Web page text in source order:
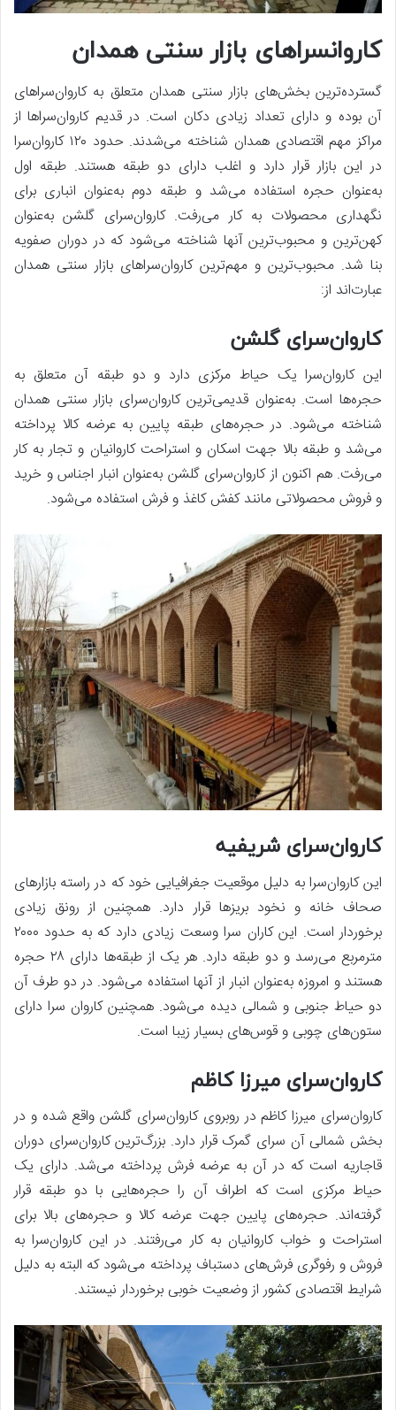
کاروانسراهای بازار سنتی همدان
گسترده‌ترین بخش‌های بازار سنتی همدان متعلق به کاروان‌سراهای
آن بوده و دارای تعداد زیادی دکان است. در قدیم کاروان‌سراها از
مراکز مهم اقتصادی همدان شناخته می‌شدند. حدود ۱۲۰ کاروان‌سرا
در این بازار قرار دارد و اغلب دارای دو طبقه هستند. طبقه اول
به‌عنوان حجره استفاده می‌شد و طبقه دوم به‌عنوان انباری برای
نگهداری محصولات به کار می‌رفت. کاروان‌سرای گلشن به‌عنوان
کهن‌ترین و محبوب‌ترین آنها شناخته می‌شود که در دوران صفویه
بنا شد. محبوب‌ترین و مهم‌ترین کاروان‌سراهای بازار سنتی همدان
عبارت‌اند از:
کاروان‌سرای گلشن
این کاروان‌سرا یک حیاط مرکزی دارد و دو طبقه آن متعلق به
حجره‌ها است. به‌عنوان قدیمی‌ترین کاروان‌سرای بازار سنتی همدان
شناخته می‌شود. در حجره‌های طبقه پایین به عرضه کالا پرداخته
می‌شد و طبقه بالا جهت اسکان و استراحت کاروانیان و تجار به کار
می‌رفت. هم اکنون از کاروان‌سرای گلشن به‌عنوان انبار اجناس و خرید
و فروش محصولاتی مانند کفش کاغذ و فرش استفاده می‌شود.
کاروان‌سرای شریفیه
این کاروان‌سرا به دلیل موقعیت جغرافیایی خود که در راسته بازارهای
صحاف خانه و نخود بریزها قرار دارد. همچنین از رونق زیادی
برخوردار است. این کاران سرا وسعت زیادی دارد که به حدود ۲۰۰۰
مترمربع می‌رسد و دو طبقه دارد. هر یک از طبقه‌ها دارای ۲۸ حجره
هستند و امروزه به‌عنوان انبار از آنها استفاده می‌شود. در دو طرف آن
دو حیاط جنوبی و شمالی دیده می‌شود. همچنین کاروان سرا دارای
ستون‌های چوبی و قوس‌های بسیار زیبا است.
کاروان‌سرای میرزا کاظم
کاروان‌سرای میرزا کاظم در روبروی کاروان‌سرای گلشن واقع شده و در
بخش شمالی آن سرای گمرک قرار دارد. بزرگ‌ترین کاروان‌سرای دوران
قاجاریه است که در آن به عرضه فرش پرداخته می‌شد. دارای یک
حیاط مرکزی است که اطراف آن را حجره‌هایی با دو طبقه قرار
گرفته‌اند. حجره‌های پایین جهت عرضه کالا و حجره‌های بالا برای
استراحت و خواب کاروانیان به کار می‌رفتند. در این کاروان‌سرا به
فروش و رفوگری فرش‌های دستباف پرداخته می‌شود که البته به دلیل
شرایط اقتصادی کشور از وضعیت خوبی برخوردار نیستند.